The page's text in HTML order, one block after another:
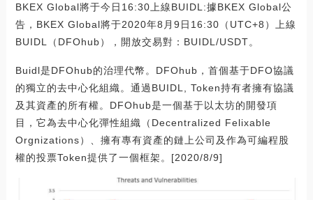
BKEX Global將于今日16:30上線BUIDL:據BKEX Global公
告，BKEX Global將于2020年8月9日16:30（UTC+8）上線
BUIDL（DFOhub），開放交易對：BUIDL/USDT。
Buidl是DFOhub的治理代幣。DFOhub，首個基于DFO協議
的獨立的去中心化組織。通過BUIDL, Token持有者擁有協議
及其資產的所有權。DFOhub是一個基于以太坊的開發項
目，它為去中心化彈性組織（Decentralized Felixable
Orgnizations）、擁有專有資產的鏈上公司及作為可編程股
權的投票Token提供了一個框架。[2020/8/9]